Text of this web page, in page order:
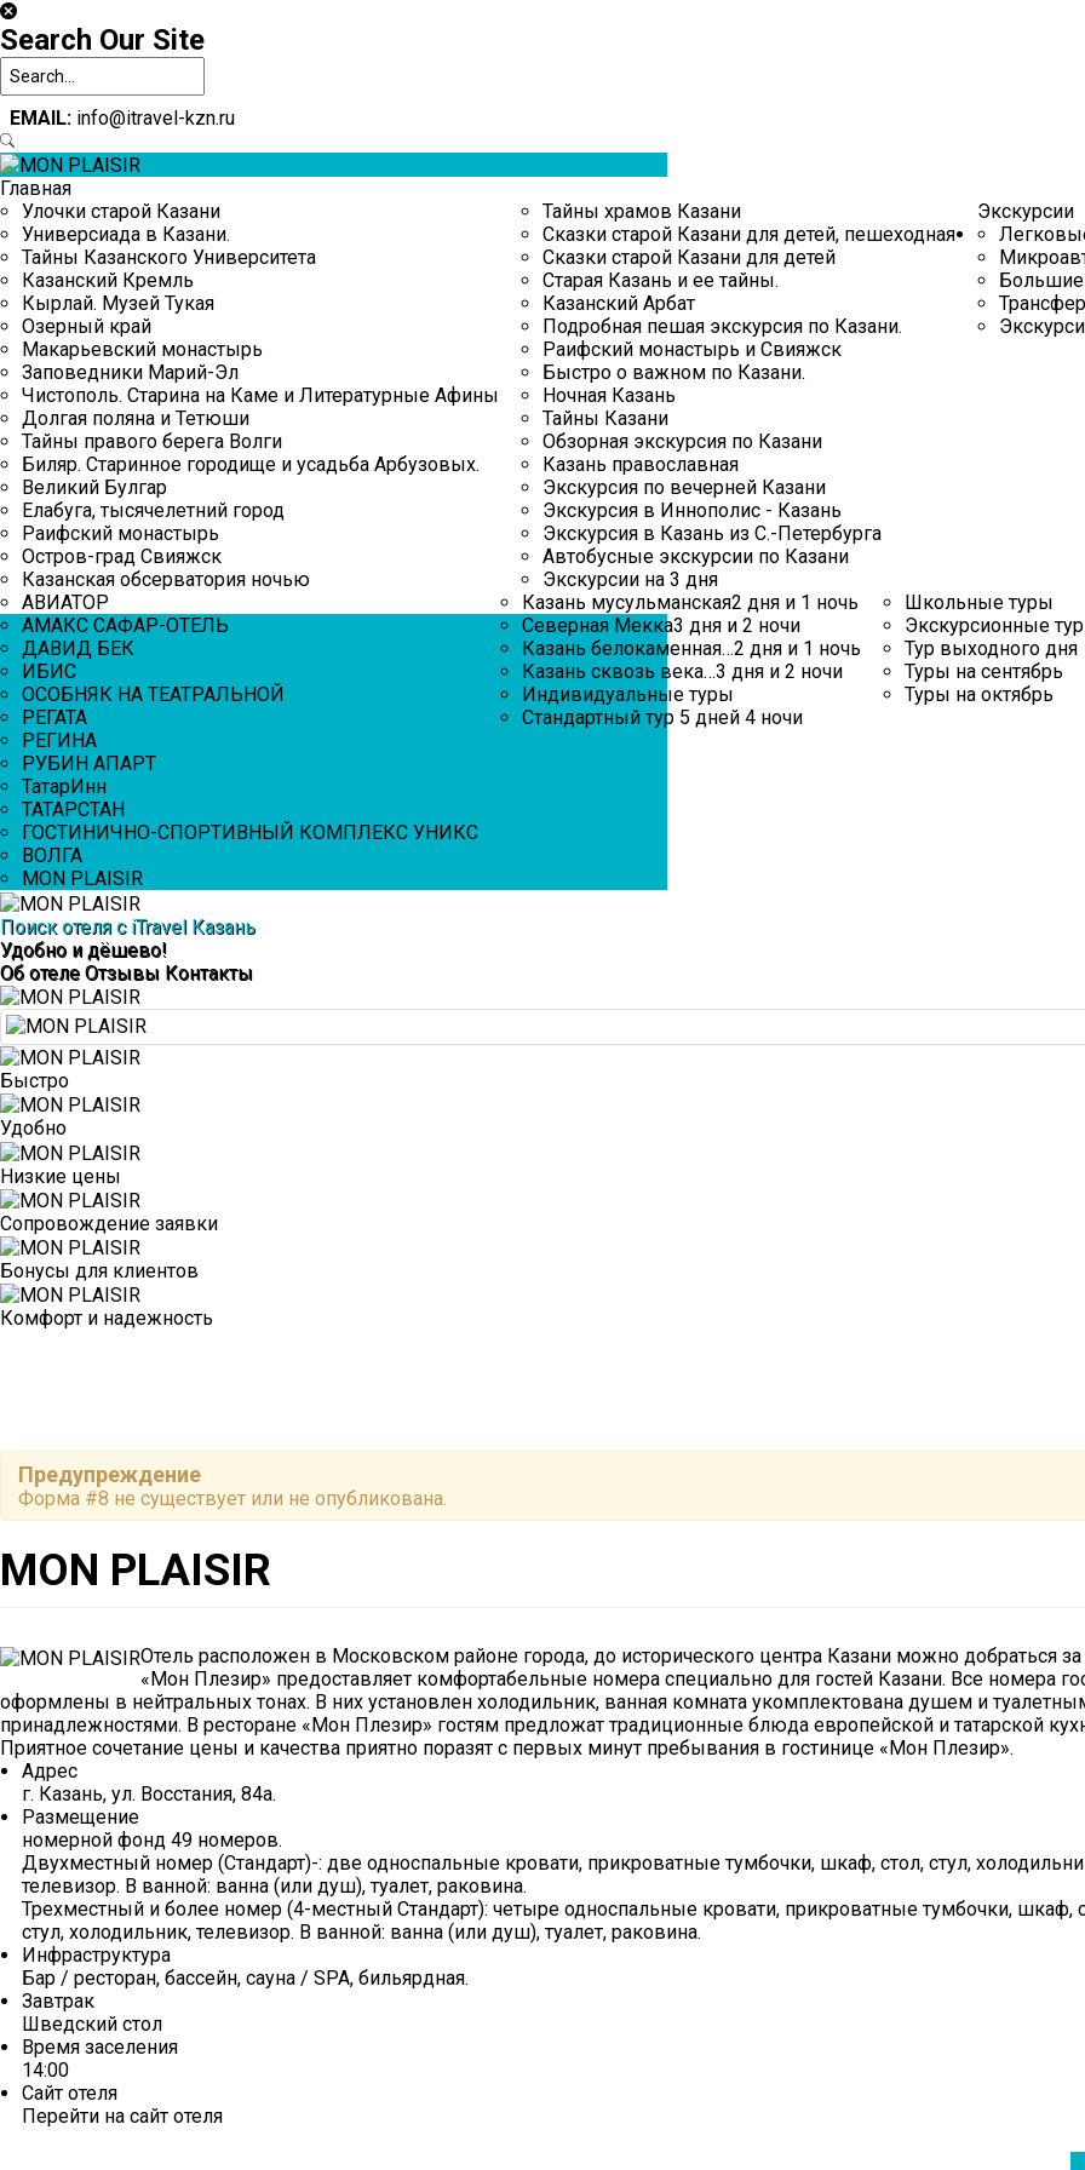
Нашиконтакты
Contact Us: 8(843) 253-23-80
Email: info@itravel-kzn.ru
Главная
Экскурсии
Транспортные услуги
Отели и гостиницы
Тур пакеты
Контакты
Search Our Site
EMAIL: info@itravel-kzn.ru
Главная
Экскурсии
Улочки старой Казани
Универсиада в Казани.
Тайны Казанского Университета
Казанский Кремль
Кырлай. Музей Тукая
Озерный край
Макарьевский монастырь
Заповедники Марий-Эл
Чистополь. Старина на Каме и Литературные Афины
Долгая поляна и Тетюши
Тайны правого берега Волги
Биляр. Старинное городище и усадьба Арбузовых.
Великий Булгар
Елабуга, тысячелетний город
Раифский монастырь
Остров-град Свияжск
Казанская обсерватория ночью
Тайны храмов Казани
Сказки старой Казани для детей, пешеходная
Сказки старой Казани для детей
Старая Казань и ее тайны.
Казанский Арбат
Подробная пешая экскурсия по Казани.
Раифский монастырь и Свияжск
Быстро о важном по Казани.
Ночная Казань
Тайны Казани
Обзорная экскурсия по Казани
Казань православная
Экскурсия по вечерней Казани
Экскурсия в Иннополис - Казань
Экскурсия в Казань из С.-Петербурга
Автобусные экскурсии по Казани
Экскурсии на 3 дня
АВИАТОР
АМАКС САФАР-ОТЕЛЬ
ДАВИД БЕК
ИБИС
ОСОБНЯК НА ТЕАТРАЛЬНОЙ
РЕГАТА
РЕГИНА
РУБИН АПАРТ
ТатарИнн
ТАТАРСТАН
ГОСТИНИЧНО-СПОРТИВНЫЙ КОМПЛЕКС УНИКС
ВОЛГА
MON PLAISIR
Казань мусульманская2 дня и 1 ночь
Северная Мекка3 дня и 2 ночи
Казань белокаменная…2 дня и 1 ночь
Казань сквозь века…3 дня и 2 ночи
Индивидуальные туры
Стандартный тур 5 дней 4 ночи
Школьные туры
Экскурсионные
Тур выходного дня
Туры на сентябрь
Туры на октябрь
Поиск отеля с iTravel Казань
Удобно и дёшево!
Об отеле Отзывы Контакты
Быстро
Удобно
Низкие цены
Сопровождение заявки
Бонусы для клиентов
Комфорт и надежность
Предупреждение
Форма #8 не существует или не опубликована.
MON PLAISIR
Отель расположен в Московском районе города, до исторического центра Казани можно добраться
«Мон Плезир» предоставляет комфортабельные номера специально для гостей Казани. Все номера
оформлены в нейтральных тонах. В них установлен холодильник, ванная комната укомплектована душем и
принадлежностями. В ресторане «Мон Плезир» гостям предложат традиционные блюда европейской и татарской
Приятное сочетание цены и качества приятно поразят с первых минут пребывания в гостинице «Мон Плезир».
Адрес
г. Казань, ул. Восстания, 84а.
Размещение
номерной фонд 49 номеров.
Двухместный номер (Стандарт)-: две односпальные кровати, прикроватные тумбочки, шкаф, стол, стул,
телевизор. В ванной: ванна (или душ), туалет, раковина.
Трехместный и более номер (4-местный Стандарт): четыре односпальные кровати, прикроватные тумбочки, шкаф,
стул, холодильник, телевизор. В ванной: ванна (или душ), туалет, раковина.
Инфраструктура
Бар / ресторан, бассейн, сауна / SPA, бильярдная.
Завтрак
Шведский стол
Время заселения
14:00
Сайт отеля
Перейти на сайт отеля